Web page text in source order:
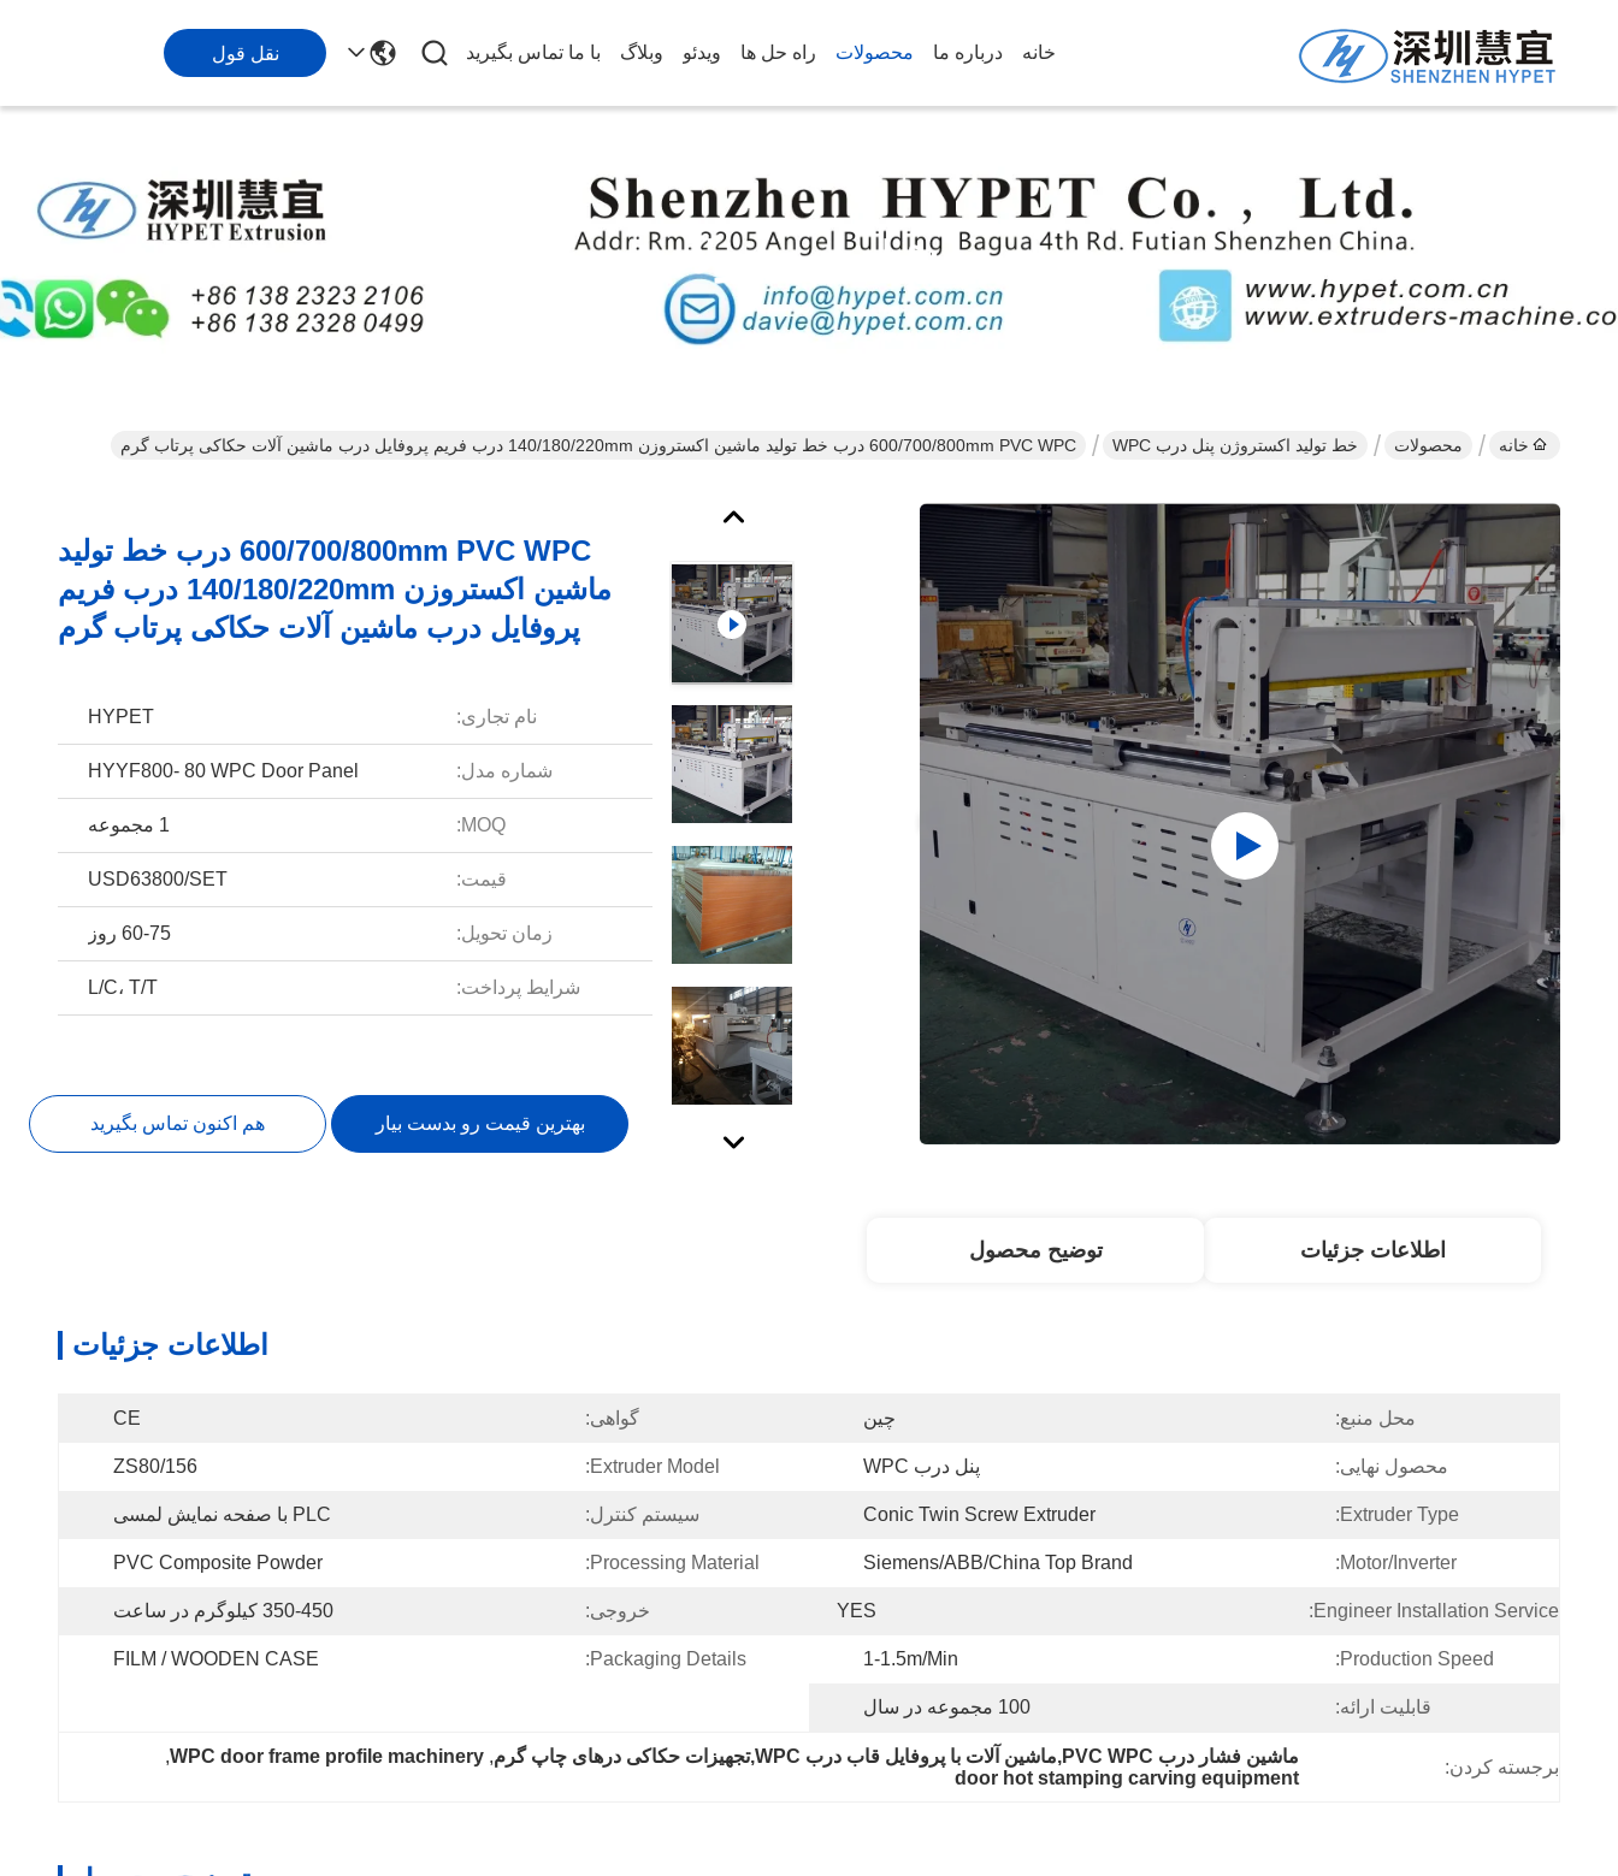
خانه درباره ما محصولات راه حل ها ویدئو وبلاگ با ما تماس بگیرید نقل قول
جزئیات محصولات
خانه محصولات خط تولید اکستروژن پنل درب WPC 600/700/800mm PVC WPC درب خط تولید ماشین اکستروزن 140/180/220mm درب فریم پروفایل درب ماشین آلات حکاکی پرتاب گرم
600/700/800mm PVC WPC درب خط تولید
ماشین اکستروزن 140/180/220mm درب فریم
پروفایل درب ماشین آلات حکاکی پرتاب گرم
نام تجاری: HYPET
شماره مدل: HYYF800- 80 WPC Door Panel
MOQ: 1 مجموعه
قیمت: USD63800/SET
زمان تحویل: 60-75 روز
شرایط پرداخت: L/C، T/T
بهترین قیمت رو بدست بیار هم اکنون تماس بگیرید
اطلاعات جزئیات توضیح محصول
اطلاعات جزئیات
محل منبع: چین گواهی: CE
محصول نهایی: پنل درب WPC Extruder Model:
ZS80/156
Extruder Type:
Conic Twin Screw Extruder سیستم کنترل: PLC با صفحه نمایش لمسی
Motor/Inverter:
Siemens/ABB/China Top Brand
Processing Material:
PVC Composite Powder
Engineer Installation Service:
YES خروجی: 350-450 کیلوگرم در ساعت
Production Speed:
1-1.5m/min
Packaging Details:
FILM / WOODEN CASE
قابلیت ارائه: 100 مجموعه در سال
برجسته کردن:
ماشین فشار درب PVC WPC,ماشین آلات با پروفایل قاب درب WPC,تجهیزات حکاکی درهای چاپ گرم ,
WPC door frame profile machinery
,
door hot stamping carving equipment